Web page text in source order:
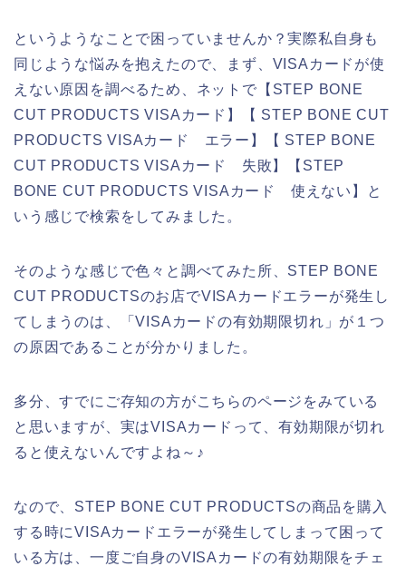
というようなことで困っていませんか？実際私自身も
同じような悩みを抱えたので、まず、VISAカードが使
えない原因を調べるため、ネットで【STEP BONE
CUT PRODUCTS VISAカード】【 STEP BONE CUT
PRODUCTS VISAカード エラー】【 STEP BONE
CUT PRODUCTS VISAカード 失敗】【STEP
BONE CUT PRODUCTS VISAカード 使えない】と
いう感じで検索をしてみました。
そのような感じで色々と調べてみた所、STEP BONE
CUT PRODUCTSのお店でVISAカードエラーが発生し
てしまうのは、「VISAカードの有効期限切れ」が１つ
の原因であることが分かりました。
多分、すでにご存知の方がこちらのページをみている
と思いますが、実はVISAカードって、有効期限が切れ
ると使えないんですよね～♪
なので、STEP BONE CUT PRODUCTSの商品を購入
する時にVISAカードエラーが発生してしまって困って
いる方は、一度ご自身のVISAカードの有効期限をチェ